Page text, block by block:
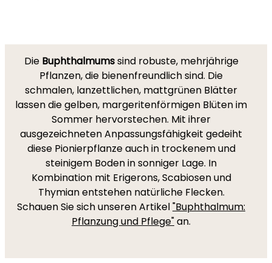
Die Buphthalmumssind robuste, mehrjährige
Pflanzen, die bienenfreundlich sind. Die
schmalen, lanzettlichen, mattgrünen Blätter
lassen die gelben, margeritenförmigen Blüten im
Sommer hervorstechen. Mit ihrer
ausgezeichneten Anpassungsfähigkeit gedeiht
diese Pionierpflanze auch in trockenem und
steinigem Boden in sonniger Lage. In
Kombination mit Erigerons, Scabiosen und
Thymian entstehen natürliche Flecken.
Schauen Sie sich unseren Artikel"Buphthalmum:
Pflanzung und Pflege"an.